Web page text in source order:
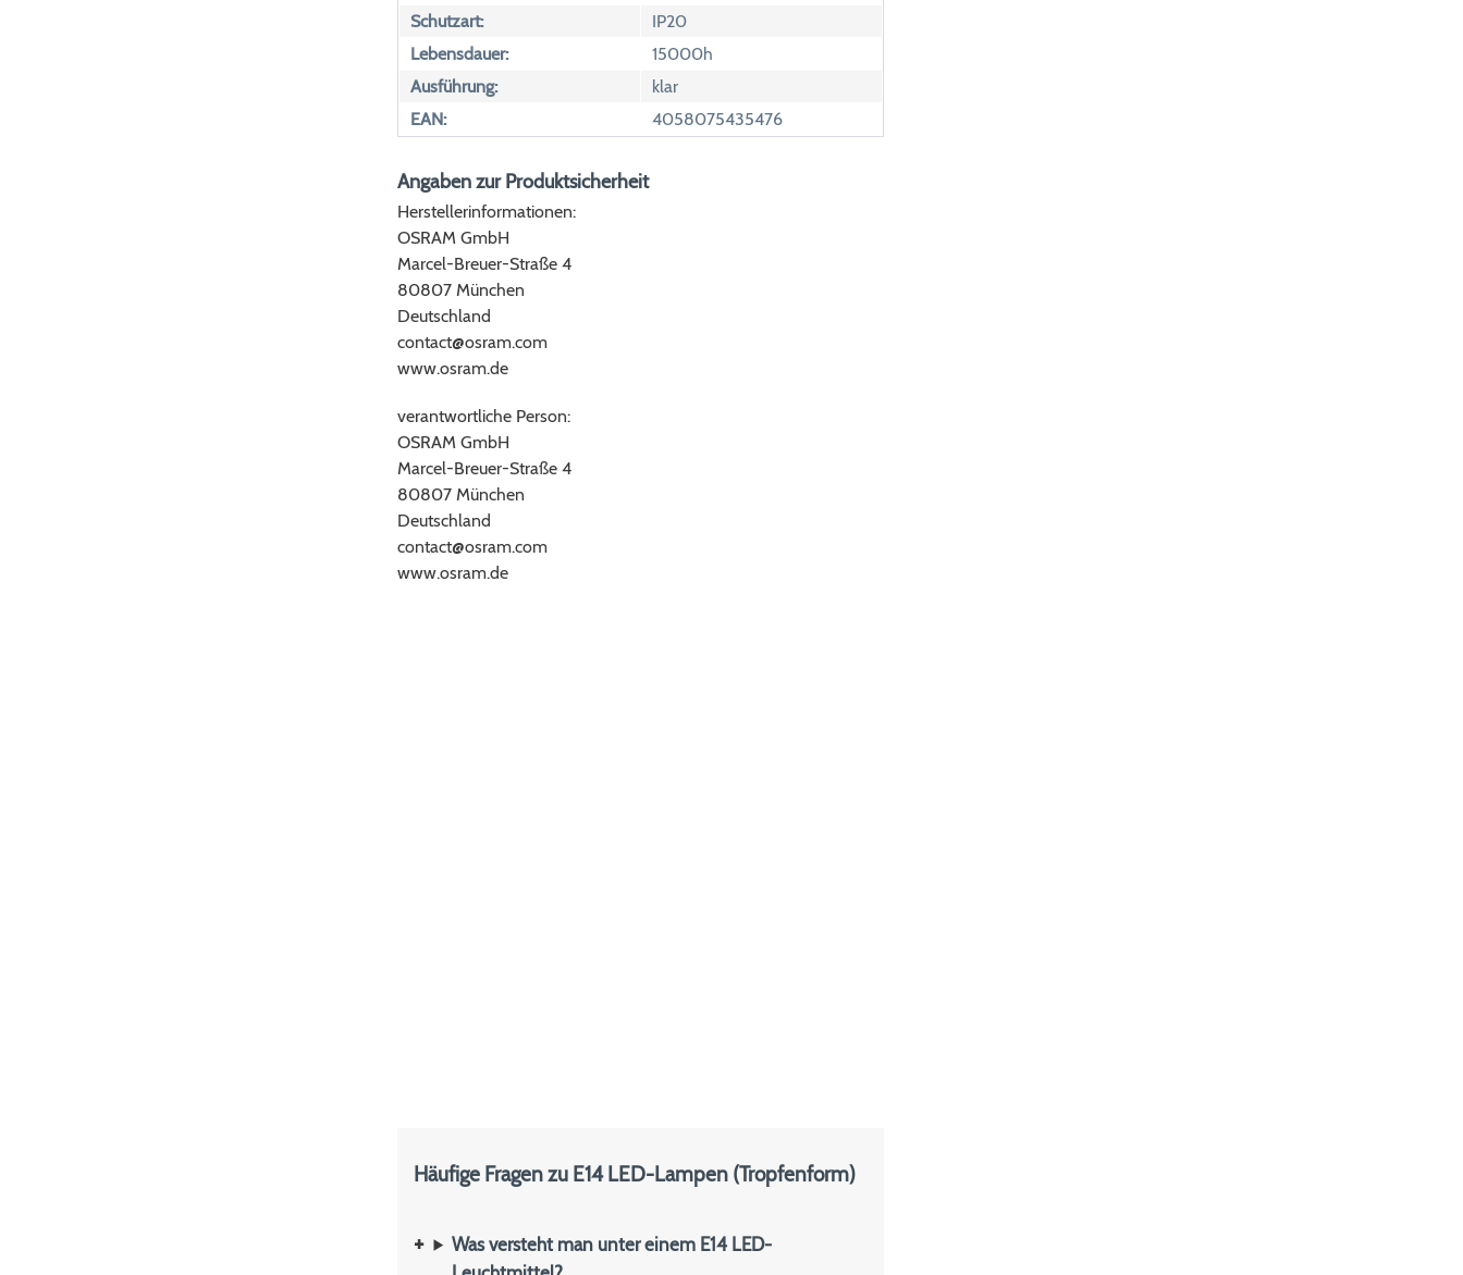
Schutzart:
IP20
Lebensdauer:
15000h
Ausführung:
klar
EAN:
4058075435476
Angaben zur Produktsicherheit
Herstellerinformationen:
OSRAM GmbH
Marcel-Breuer-Straße 4
80807 München
Deutschland
contact@osram.com
www.osram.de
verantwortliche Person:
OSRAM GmbH
Marcel-Breuer-Straße 4
80807 München
Deutschland
contact@osram.com
www.osram.de
Häufige Fragen zu E14 LED-Lampen (Tropfenform)
Was versteht man unter einem E14 LED-